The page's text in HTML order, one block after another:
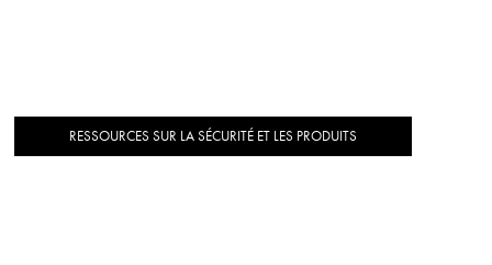
RESSOURCES SUR LA SÉCURITÉ ET LES PRODUITS